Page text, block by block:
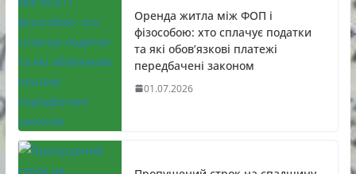
Оренда житла між ФОП і
фізособою: хто сплачує податки
та які обов’язкові платежі
передбачені законом
01.07.2026